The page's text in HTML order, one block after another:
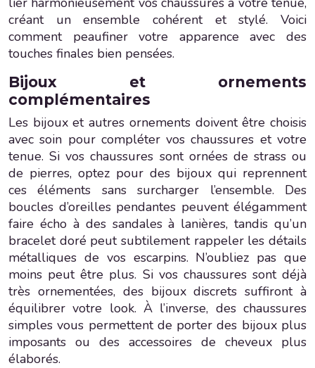
créant un ensemble cohérent et stylé. Voici
comment peaufiner votre apparence avec des
touches finales bien pensées.
Bijoux et ornements
complémentaires
Les bijoux et autres ornements doivent être choisis
avec soin pour compléter vos chaussures et votre
tenue. Si vos chaussures sont ornées de strass ou
de pierres, optez pour des bijoux qui reprennent
ces éléments sans surcharger l’ensemble. Des
boucles d’oreilles pendantes peuvent élégamment
faire écho à des sandales à lanières, tandis qu’un
bracelet doré peut subtilement rappeler les détails
métalliques de vos escarpins. N’oubliez pas que
moins peut être plus. Si vos chaussures sont déjà
très ornementées, des bijoux discrets suffiront à
équilibrer votre look. À l’inverse, des chaussures
simples vous permettent de porter des bijoux plus
imposants ou des accessoires de cheveux plus
élaborés.